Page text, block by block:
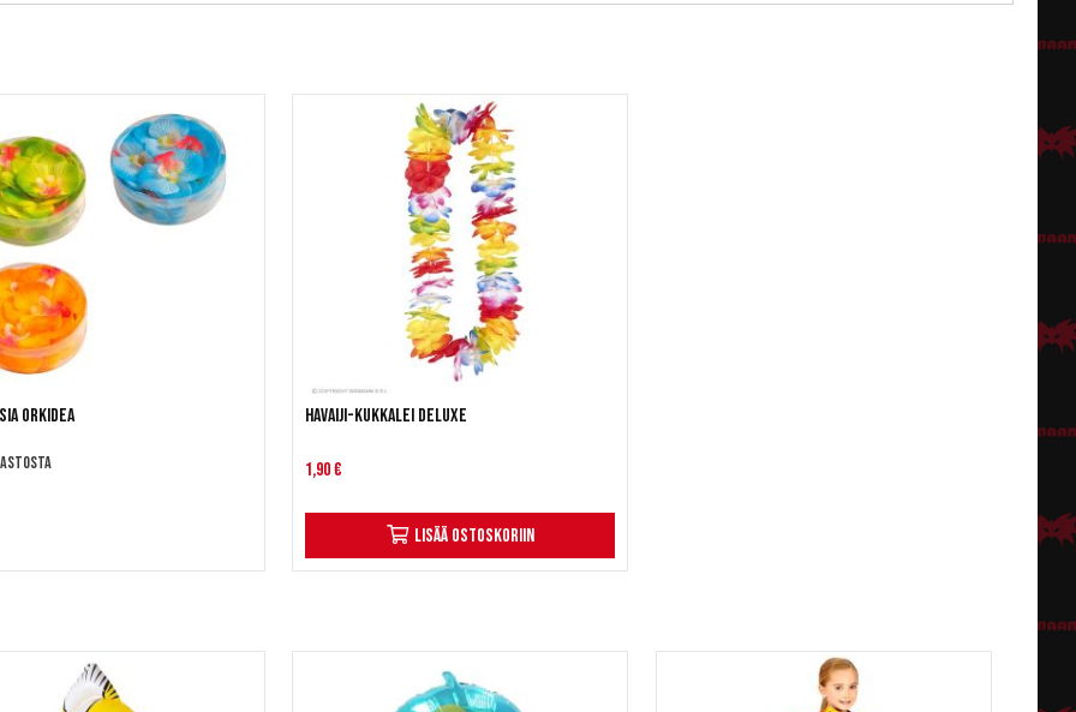
Orkidea Havaiji-kukkalei DELUXE
1,90 €
Lisää ostoskoriin